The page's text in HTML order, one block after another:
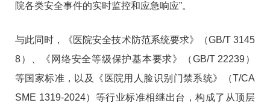
院各类安全事件的实时监控和应急响应”。
与此同时，《医院安全技术防范系统要求》（GB/T 3145
8）、《网络安全等级保护基本要求》（GB/T 22239）
等国家标准，以及《医院用人脸识别门禁系统》（T/CA
SME 1319-2024）等行业标准相继出台 ，构成了从顶层